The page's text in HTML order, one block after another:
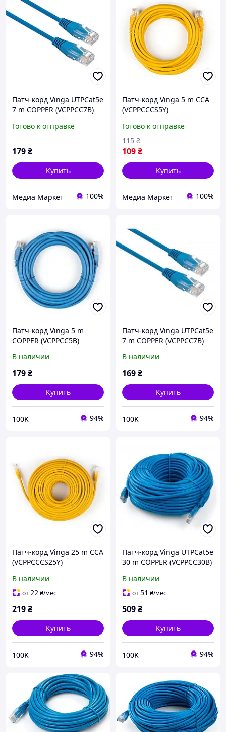
Патч-корд Vinga UTPCat5e
7 m COPPER (VCPPCC7B)
Готово к отправке
179₴
Купить
Медиа Маркет 100%
Патч-корд Vinga 5 m CCA
(VCPPCCCS5Y)
Готово к отправке
109₴
115 ₴
Купить
Медиа Маркет 100%
Патч-корд Vinga 5 m
COPPER (VCPPCC5B)
В наличии
179₴
Купить
100K 94%
Патч-корд Vinga UTPCat5e
7 m COPPER (VCPPCC7B)
В наличии
169₴
Купить
100K 94%
Патч-корд Vinga 25 m CCA
(VCPPCCCS25Y)
В наличии
от22₴/мес
219₴
Купить
100K 94%
Патч-корд Vinga UTPCat5e
30 m COPPER (VCPPCC30B)
В наличии
от51 ₴/мес
509₴
Купить
100K 94%